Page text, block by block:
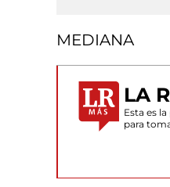
MEDIANA
LA
Esta es
para